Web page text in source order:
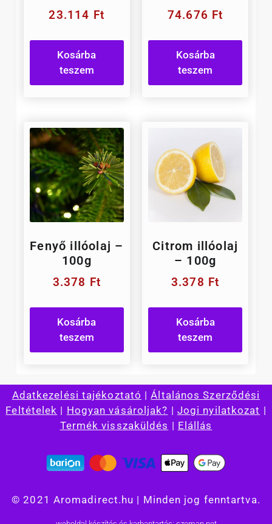
23.114 Ft
Kosárba
teszem
74.676 Ft
Kosárba
teszem
Fenyő illóolaj –
100g
3.378 Ft
Kosárba
teszem
Citrom illóolaj
– 100g
3.378 Ft
Kosárba
teszem
Adatkezelési tajékoztató |Általános Szerződési
Feltételek | Hogyan vásároljak? | Jogi nyilatkozat |
Termék visszaküldés | Elállás
© 2021 Aromadirect.hu | Minden jog fenntartva.